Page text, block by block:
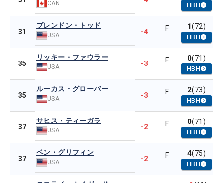
CAN HBH
31
ブレンドン・トッド
USA -4 F 1(72)
HBH
35
リッキー・ファウラー
USA -3 F 0(71)
HBH
35
ルーカス・グローバー
USA -3 F 2(73)
HBH
37
サヒス・ティーガラ
USA -2 F 0(71)
HBH
37
ベン・グリフィン
USA -2 F 4(75)
HBH